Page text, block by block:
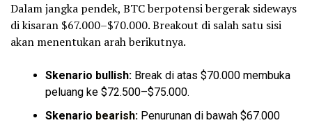
Dalam jangka pendek, BTC berpotensi bergerak sideways
di kisaran $67.000–$70.000. Breakout di salah satu sisi
akan menentukan arah berikutnya.
Skenario bullish: Break di atas $70.000 membuka
peluang ke $72.500–$75.000.
Skenario bearish: Penurunan di bawah $67.000